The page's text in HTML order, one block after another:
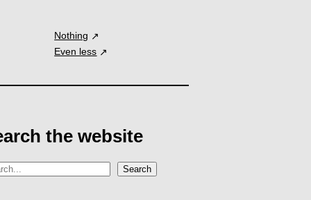
Nothing
Even less
the website
Search